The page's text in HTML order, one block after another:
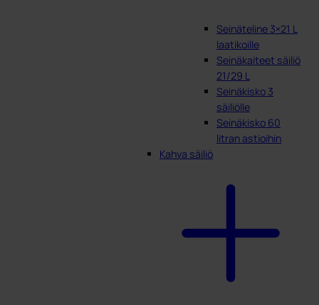
Seinäteline 3×21 L
laatikoille
Seinäkaiteet säiliö
21/29 L
Seinäkisko 3
säiliölle
Seinäkisko 60
litran astioihin
Kahva säiliö